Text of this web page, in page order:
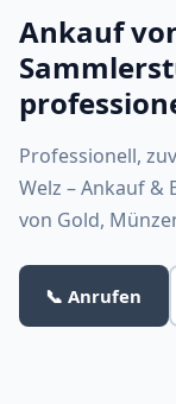
Ankauf
Professionell,
Welz – Ankauf
von Gold,
📞 Anrufen